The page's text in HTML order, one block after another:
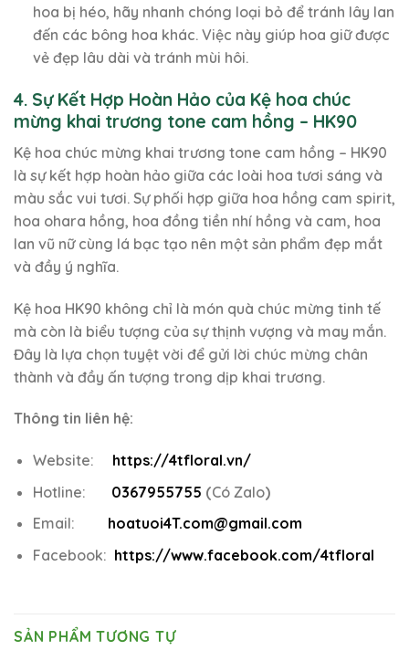
hoa bị héo, hãy nhanh chóng loại bỏ để tránh lây lan
đến các bông hoa khác. Việc này giúp hoa giữ được
vẻ đẹp lâu dài và tránh mùi hôi.
4. Sự Kết Hợp Hoàn Hảo của Kệ hoa chúc
mừng khai trương tone cam hồng – HK90
Kệ hoa chúc mừng khai trương tone cam hồng – HK90
là sự kết hợp hoàn hảo giữa các loài hoa tươi sáng và
màu sắc vui tươi. Sự phối hợp giữa hoa hồng cam spirit,
hoa ohara hồng, hoa đồng tiền nhí hồng và cam, hoa
lan vũ nữ cùng lá bạc tạo nên một sản phẩm đẹp mắt
và đầy ý nghĩa.
Kệ hoa HK90 không chỉ là món quà chúc mừng tinh tế
mà còn là biểu tượng của sự thịnh vượng và may mắn.
Đây là lựa chọn tuyệt vời để gửi lời chúc mừng chân
thành và đầy ấn tượng trong dịp khai trương.
Thông tin liên hệ:
Website:
https://4tfloral.vn/
Hotline:
0367955755 (Có Zalo)
Email:
hoatuoi4T.com@gmail.com
Facebook: https://www.facebook.com/4tfloral
SẢN PHẨM TƯƠNG TỰ